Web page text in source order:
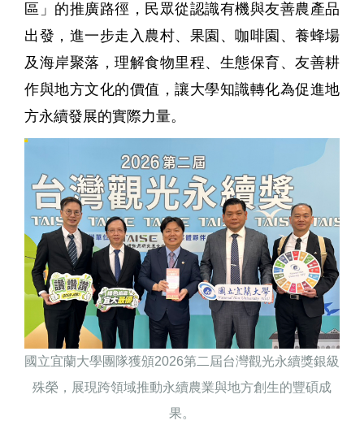
區」的推廣路徑，民眾從認識有機與友善農產品
出發，進一步走入農村、果園、咖啡園、養蜂場
及海岸聚落，理解食物里程、生態保育、友善耕
作與地方文化的價值，讓大學知識轉化為促進地
方永續發展的實際力量。
國立宜蘭大學團隊獲頒2026第二屆台灣觀光永續獎銀級
殊榮，展現跨領域推動永續農業與地方創生的豐碩成
果。